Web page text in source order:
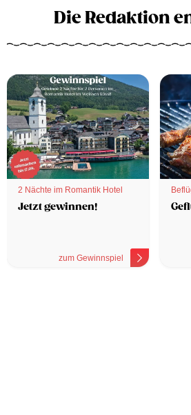
Die Redaktion
2 Nächte im Romantik Hotel
Jetzt gewinnen!
zum Gewinnspiel